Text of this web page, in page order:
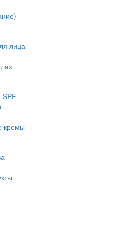
лица
кремы